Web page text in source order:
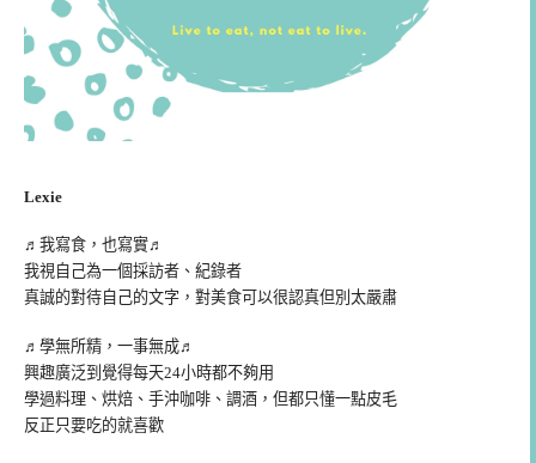
Lexie
♬我寫食，也寫實♬
我視自己為一個採訪者、紀錄者
真誠的對待自己的文字，對美食可以很認真但別太嚴肅
♬學無所精，一事無成♬
興趣廣泛到覺得每天24小時都不夠用
學過料理、烘焙、手沖咖啡、調酒，但都只懂一點皮毛
反正只要吃的就喜歡